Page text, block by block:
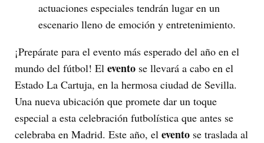
actuaciones especiales tendrán lugar en un
escenario lleno de emoción y entretenimiento.
¡Prepárate para el evento más esperado del año en el
mundo del fútbol! El evento se llevará a cabo en el
Estado La Cartuja, en la hermosa ciudad de Sevilla.
Una nueva ubicación que promete dar un toque
especial a esta celebración futbolística que antes se
celebraba en Madrid. Este año, el evento se traslada al